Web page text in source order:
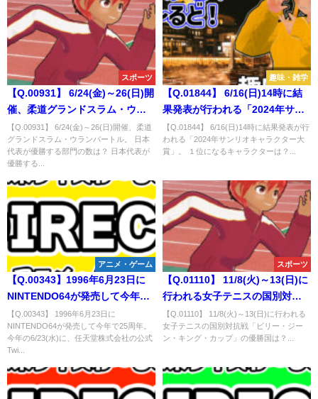
スポーツ
【Q.00931】 6/24(金)～26(日)開
催、柔道グランドスラム・ウラ
ンバートル。 日本代表が優勝す
る部門の数は？
【Q.00931】 6/24(金)～26(日)開催、柔道
グランドスラム・ウランバートル。 日本
代表が優勝する部門の数は？ 日本代表が
優勝する...
趣味・雑学
【Q.01844】 6/16(日)14時に結
果発表が行われる「2024年サン
リオキャラクター大賞」。 １位
になるキャラクターは？
【Q.01844】 6/16(日)14時に結果発表が行
われる「2024年サンリオキャラクター大
賞」。 １位になるキャラクターは？...
アニメ・ゲーム
【Q.00343】1996年6月23日に
NINTENDO64が発売して今年で
25周年。今年の6/23(水)に、任天
堂株式会社の公式Twitterアカウ
ントで最初にtweetされる任天堂
【Q.00343】 1996年6月23日に
NINTENDO64が発売して今年で25周年。
今年の6/23(水)に、任天堂株式会社の公式
Twi...
スポーツ
【Q.01110】 11/8(火)～13(日)に
行われる女子テニスの国別対抗
戦「ビリー・ジーン・キング・
カップ」の優勝国は？
【Q.01110】 11/8(火)～13(日)に行われる
女子テニスの国別対抗戦「ビリー・ジー
ン・キング・カップ」の優勝国は？...